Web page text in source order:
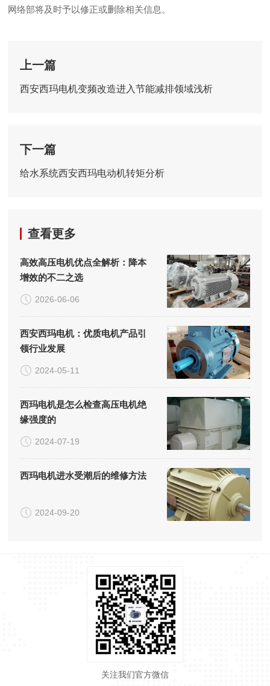
网络部将及时予以修正或删除相关信息。
上一篇
西安西玛电机变频改造进入节能减排领域浅析
下一篇
给水系统西安西玛电动机转矩分析
查看更多
高效高压电机优点全解析：降本
增效的不二之选
2026-06-06
西安西玛电机：优质电机产品引
领行业发展
2024-05-11
西玛电机是怎么检查高压电机绝
缘强度的
2024-07-19
西玛电机进水受潮后的维修方法
2024-09-20
关注我们官方微信